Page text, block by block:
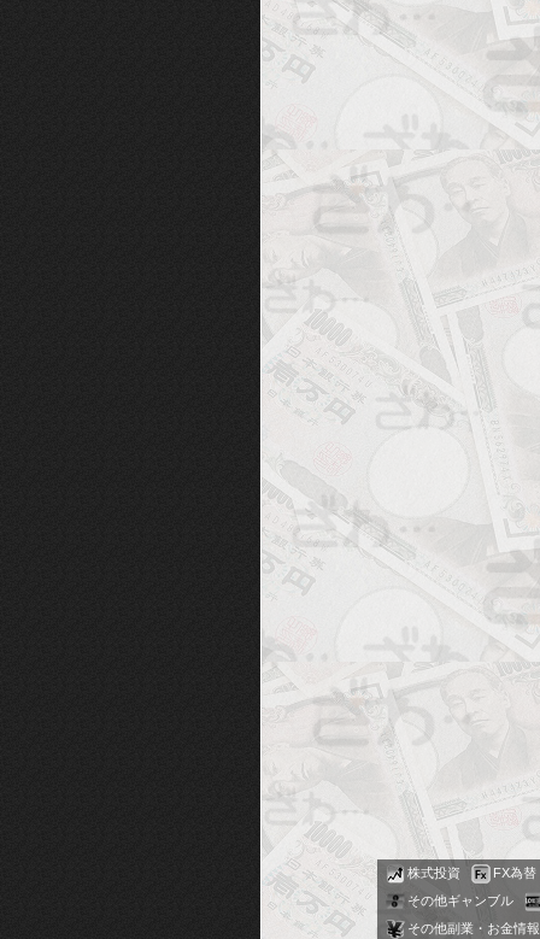
株式投資
FX為替
その他ギャンブル
その他副業・お金情報